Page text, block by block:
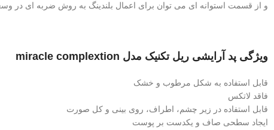
و از قسمت استوانه ای می توان برای اعمال بلندینگ به روش ضربه ای در
ویژگی پد آرایشی ریل تکنیک مدل miracle complextion
قابل استفاده به شکل مرطوب و خشک
فاقد لاتکس
قابل استفاده در زیر چشم، اطراف، روی بینی و کل صورت
ایجاد سطحی صاف و یکدست بر پوست